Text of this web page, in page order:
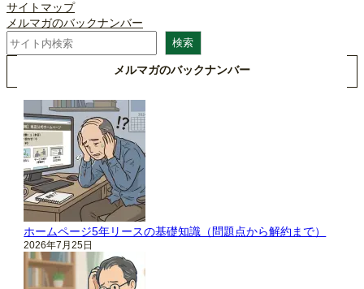
サイトマップ
メルマガのバックナンバー
検
索
検索
メルマガのバックナンバー
ホームページ5年リースの基礎知識（問題点から解約まで）
2026年7月25日